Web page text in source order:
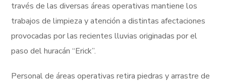
través de las diversas áreas operativas mantiene los
trabajos de limpieza y atención a distintas afectaciones
provocadas por las recientes lluvias originadas por el
paso del huracán “Erick”.
Personal de áreas operativas retira piedras y arrastre de